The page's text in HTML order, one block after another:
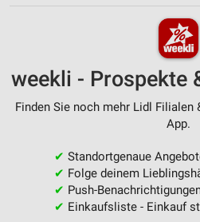
weekli - Prospekte
Finden Sie noch mehr Lidl Filialen
App.
✔ Standortgenaue
✔ Folge deinem
✔ Push-
✔ Einkaufsliste - Einkauf